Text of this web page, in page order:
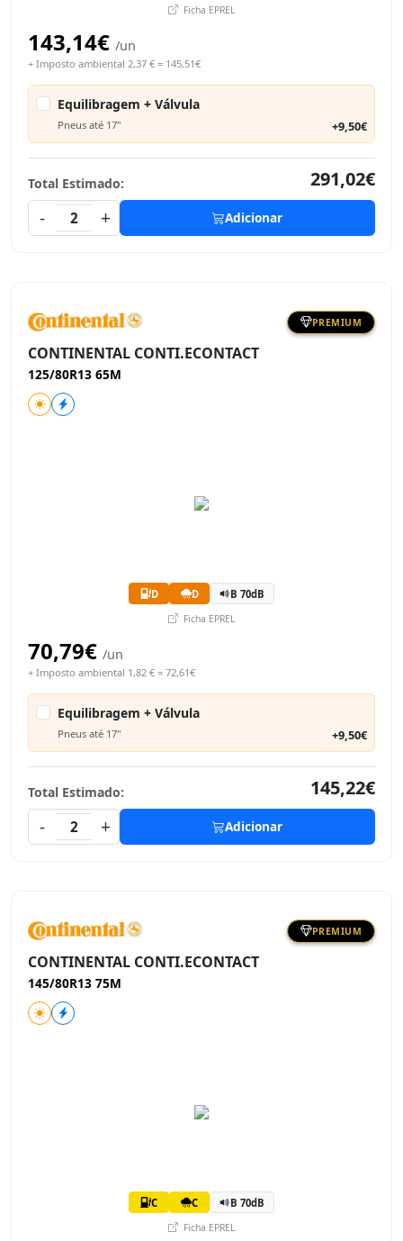
Ficha EPREL
143,14€ /un
+ Imposto ambiental 2,37 € = 145,51€
Equilibragem + Válvula
Pneus até 17" +9,50€
Total Estimado:
291,02€
-
2 + Adicionar
PREMIUM
CONTINENTAL CONTI.ECONTACT
125/80R13 65M
D D B 70dB
Ficha EPREL
70,79€ /un
+ Imposto ambiental 1,82 € = 72,61€
Equilibragem + Válvula
Pneus até 17" +9,50€
Total Estimado:
145,22€
-
2 + Adicionar
PREMIUM
CONTINENTAL CONTI.ECONTACT
145/80R13 75M
C C B 70dB
Ficha EPREL